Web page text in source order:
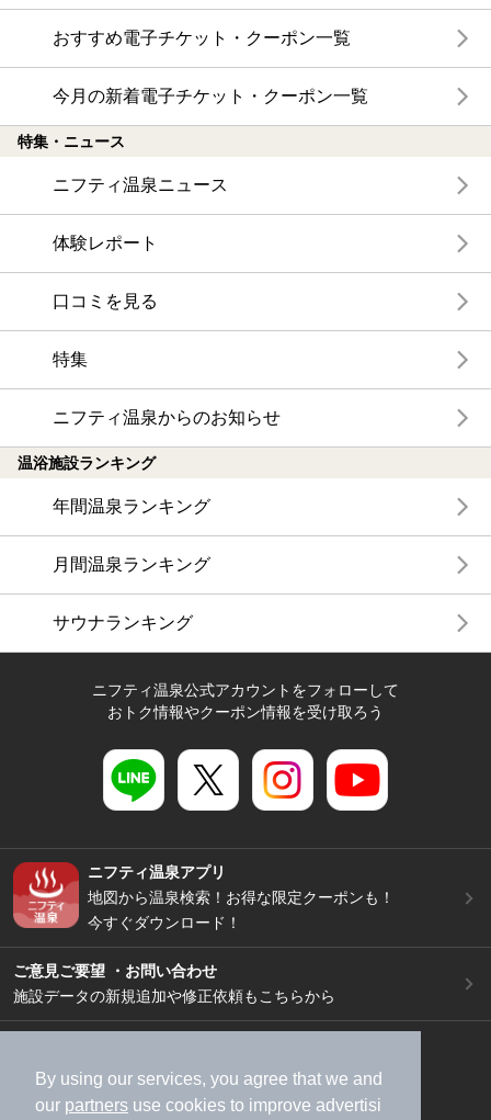
By using our services, you agree that we and
our partners use cookies to improve advertisi
おすすめ電子チケット・クーポン一覧
今月の新着電子チケット・クーポン一覧
特集・ニュース
ニフティ温泉ニュース
体験レポート
口コミを見る
特集
ニフティ温泉からのお知らせ
温浴施設ランキング
年間温泉ランキング
月間温泉ランキング
サウナランキング
ニフティ温泉公式アカウントをフォローして
おトク情報やクーポン情報を受け取ろう
ニフティ温泉アプリ
地図から温泉検索！お得な限定クーポンも！
今すぐダウンロード！
ご意見ご要望 ・お問い合わせ
施設データの新規追加や修正依頼もこちらから
加盟店募集（資料請求）
広告出稿のご案内
利用規約
ライフスタイルMEMBERS+規約